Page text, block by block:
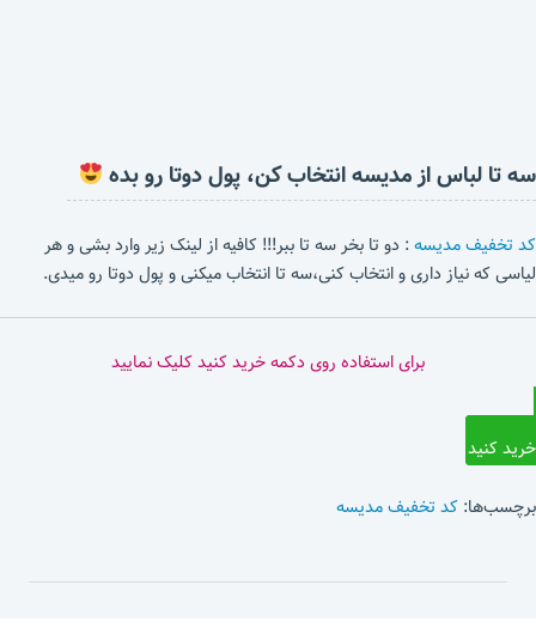
سه تا لباس از مدیسه انتخاب کن، پول دوتا رو بده
کد تخفیف مدیسه: دو تا بخر سه تا ببر!!! کافیه از لینک زیر وارد بشی و هر
لیاسی که نیاز داری و انتخاب کنی،سه تا انتخاب میکنی و پول دوتا رو میدی.
برای استفاده روی دکمه خرید کنید کلیک نمایید
خرید کنید
برچسب‌ها: کد تخفیف مدیسه